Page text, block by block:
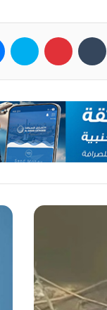
لينكدإن بينتيريست